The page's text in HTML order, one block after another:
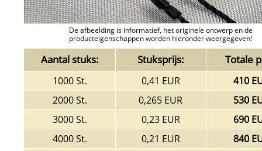
De afbeelding is informatief, het originele ontwerp en de
producteigenschappen worden hieronder weergegeven!
Aantal stuks: Stuksprijs: Totale
1000 St. 0,41 EUR
410
2000 St.
0,265 EUR
530
3000 St.
0,23 EUR
690
4000 St.
0,21 EUR
840